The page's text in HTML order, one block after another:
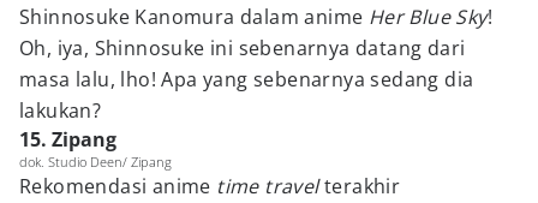
Shinnosuke Kanomura dalam anime Her Blue Sky!
Oh, iya, Shinnosuke ini sebenarnya datang dari
masa lalu, lho! Apa yang sebenarnya sedang dia
lakukan?
15. Zipang
dok. Studio Deen/ Zipang
Rekomendasi anime time travelterakhir